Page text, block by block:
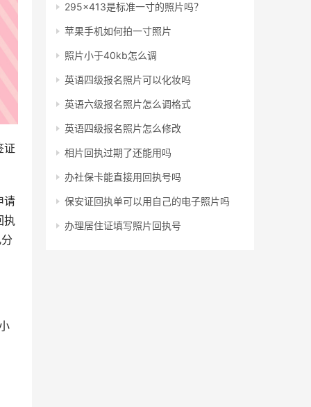
证
请
执
295x413是标准一寸的照片吗？
苹果手机如何拍一寸照片
照片小于40kb怎么调
英语四级报名照片可以化妆吗
英语六级报名照片怎么调格式
英语四级报名照片怎么修改
相片回执过期了还能用吗
办社保卡能直接用回执号吗
保安证回执单可以用自己的电子照片吗
办理居住证填写照片回执号